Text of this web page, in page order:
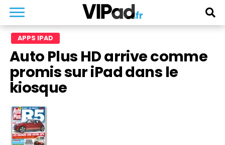
APPS IPAD
Auto Plus HD arrive comme
promis sur iPad dans le
kiosque